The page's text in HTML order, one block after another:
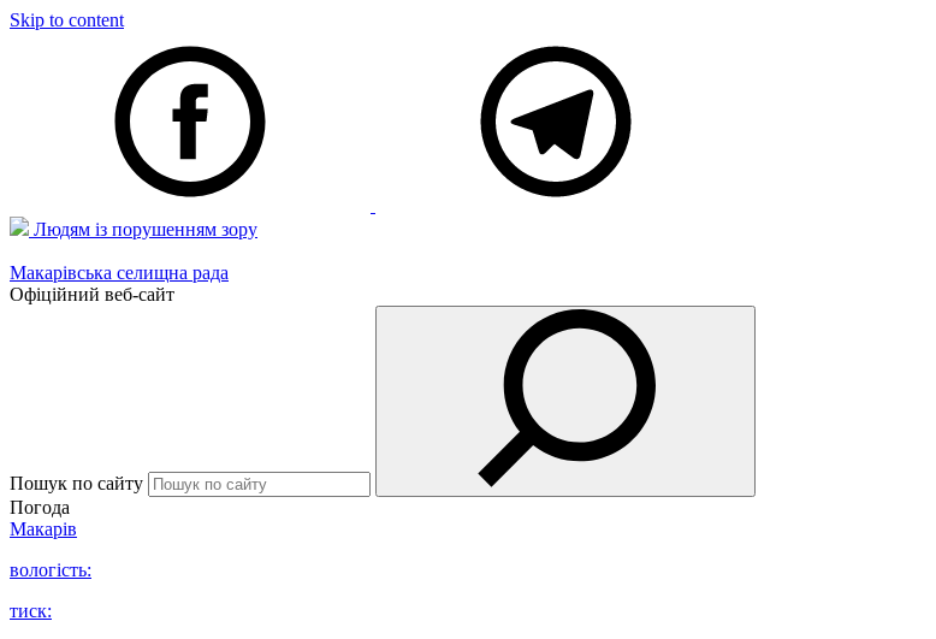
Skip to content
Людям із порушенням зору
Макарівська селищна рада
Офіційний веб-сайт
Пошук по сайту
Погода
Макарів
вологість:
тиск: